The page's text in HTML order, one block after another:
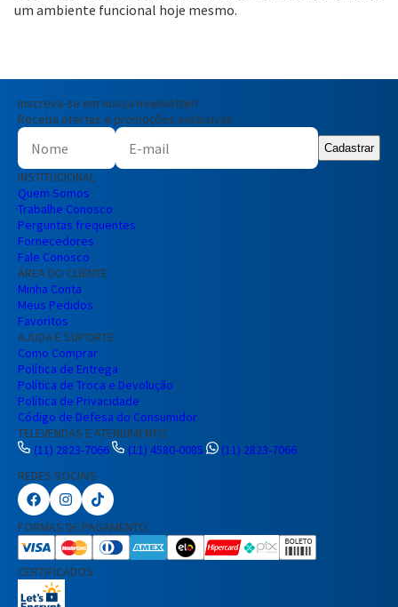
um ambiente funcional hoje mesmo.
Inscreva-se em nossa newsletter!
Receba ofertas e promoções exclusivas
Cadastrar
INSTITUCIONAL
Quem Somos
Trabalhe Conosco
Perguntas frequentes
Fornecedores
Fale Conosco
ÁREA DO CLIENTE
Minha Conta
Meus Pedidos
Favoritos
AJUDA E SUPORTE
Como Comprar
Política de Entrega
Política de Troca e Devolução
Política de Privacidade
Código de Defesa do Consumidor
TELEVENDAS E ATENDIMENTO
(11) 2823-7066
(11) 4580-0085
(11) 2823-7066
REDES SOCIAIS
FORMAS DE PAGAMENTO
CERTIFICADOS
Nome Completo